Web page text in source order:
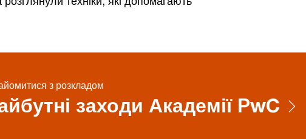
з розкладом
заходи Академії PwC